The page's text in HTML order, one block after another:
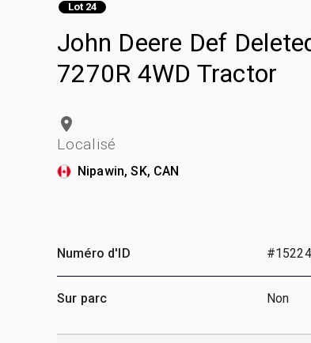
Lot 24
John Deere Def
7270R 4WD Tractor
Localisé
Nipawin, SK, CAN
Numéro d'ID
Sur parc Non